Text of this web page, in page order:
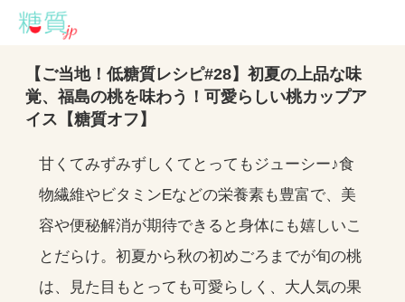
【ご当地！低糖質レシピ#28】初夏の上品な味
覚、福島の桃を味わう！可愛らしい桃カップア
イス【糖質オフ】
甘くてみずみずしくてとってもジューシー♪食
物繊維やビタミンEなどの栄養素も豊富で、美
容や便秘解消が期待できると身体にも嬉しいこ
とだらけ。初夏から秋の初めごろまでが旬の桃
は、見た目もとっても可愛らしく、大人気の果